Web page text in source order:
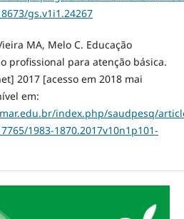
gs.v1i1.24267
MA, Melo C. Educação
profissional para atenção básica.
2017 [acesso em 2018 mai
em:
index.php/saudpesq/
1983-1870.2017v10n1p101-